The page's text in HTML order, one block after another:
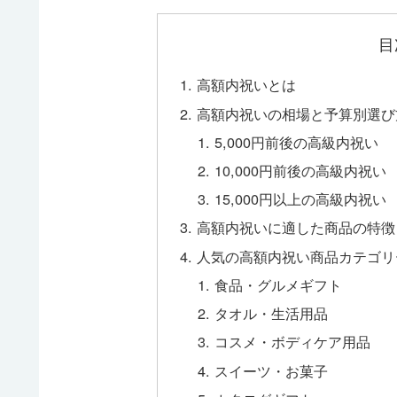
高額内祝いとは
高額内祝いの相場と予算別選
5,000円前後の高級内祝い
10,000円前後の高級内祝い
15,000円以上の高級内祝い
高額内祝いに適した商品の特徴
人気の高額内祝い商品カテゴ
食品・グルメギフト
タオル・生活用品
コスメ・ボディケア用品
スイーツ・お菓子